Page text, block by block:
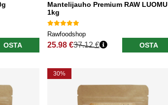
OSTA
Mantelijauho Premium RAW LUOMU
1kg
Rawfoodshop
25.98 €
Normaali hinta
37.12 € OSTA
30%